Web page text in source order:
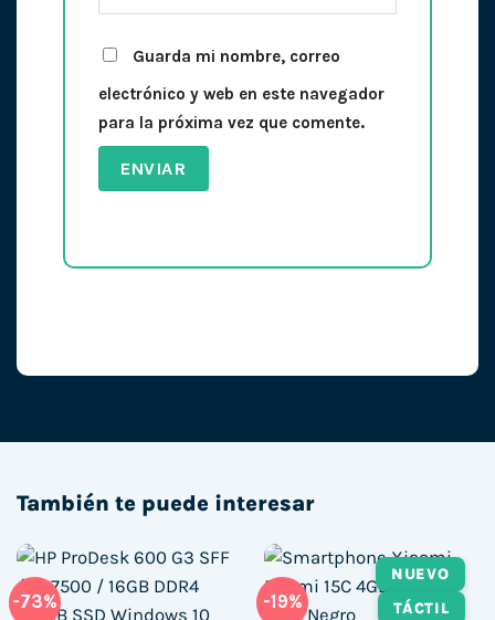
Guarda mi nombre, correo
electrónico y web en este navegador
para la próxima vez que comente.
También te puede interesar
-73% -19%
NUEVO
TÁCTIL